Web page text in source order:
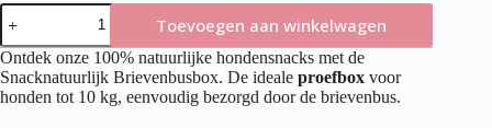
Snacknatuurlijk
brievenbusbox
(tot
10
kg)
aantal
Toevoegen aan winkelwagen
Ontdek onze 100% natuurlijke hondensnacks met de
Snacknatuurlijk Brievenbusbox. De ideale proefbox voor
honden tot 10 kg, eenvoudig bezorgd door de brievenbus.